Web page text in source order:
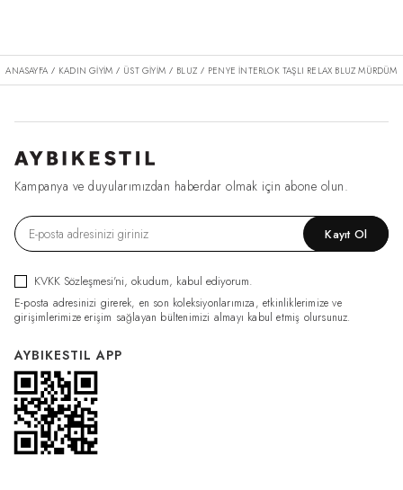
ANASAYFA / KADIN GİYİM / ÜST GİYİM / BLUZ / PENYE İNTERLOK TAŞLI RELAX BLUZ MÜRDÜM
Kampanya ve duyularımızdan haberdar olmak için abone olun.
Kayıt Ol
KVKK Sözleşmesi'ni, okudum, kabul ediyorum.
E-posta adresinizi girerek, en son koleksiyonlarımıza, etkinliklerimize ve
girişimlerimize erişim sağlayan bültenimizi almayı kabul etmiş olursunuz.
AYBIKESTIL APP